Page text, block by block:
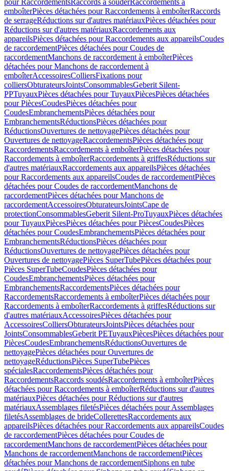
pour RaccordementsRaccords à souderRaccordements à
emboîterPièces détachées pour Raccordements à emboîterRaccords
de serrageRéductions sur d'autres matériauxPièces détachées pour
Réductions sur d'autres matériauxRaccordements aux
appareilsPièces détachées pour Raccordements aux appareilsCoudes
de raccordementPièces détachées pour Coudes de
raccordementManchons de raccordement à emboîterPièces
détachées pour Manchons de raccordement à
emboîterAccessoiresColliersFixations pour
colliersObturateursJointsConsommablesGeberit Silent-
PPTuyauxPièces détachées pour TuyauxPiècesPièces détachées
pour PiècesCoudesPièces détachées pour
CoudesEmbranchementsPièces détachées pour
EmbranchementsRéductionsPièces détachées pour
RéductionsOuvertures de nettoyagePièces détachées pour
Ouvertures de nettoyageRaccordementsPièces détachées pour
RaccordementsRaccordements à emboîterPièces détachées pour
Raccordements à emboîterRaccordements à griffesRéductions sur
d'autres matériauxRaccordements aux appareilsPièces détachées
pour Raccordements aux appareilsCoudes de raccordementPièces
détachées pour Coudes de raccordementManchons de
raccordementPièces détachées pour Manchons de
raccordementAccessoiresObturateursJointsCape de
protectionConsommablesGeberit Silent-ProTuyauxPièces détachées
pour TuyauxPiècesPièces détachées pour PiècesCoudesPièces
détachées pour CoudesEmbranchementsPièces détachées pour
EmbranchementsRéductionsPièces détachées pour
RéductionsOuvertures de nettoyagePièces détachées pour
Ouvertures de nettoyagePièces SuperTubePièces détachées pour
Pièces SuperTubeCoudesPièces détachées pour
CoudesEmbranchementsPièces détachées pour
EmbranchementsRaccordementsPièces détachées pour
RaccordementsRaccordements à emboîterPièces détachées pour
Raccordements à emboîterRaccordements à griffesRéductions sur
d'autres matériauxAccessoiresPièces détachées pour
AccessoiresColliersObturateursJointsPièces détachées pour
JointsConsommablesGeberit PETuyauxPiècesPièces détachées pour
PiècesCoudesEmbranchementsRéductionsOuvertures de
nettoyagePièces détachées pour Ouvertures de
nettoyageRéductionsPièces SuperTubePièces
spécialesRaccordementsPièces détachées pour
RaccordementsRaccords soudésRaccordements à emboîterPièces
détachées pour Raccordements à emboîterRéductions sur d'autres
matériauxPièces détachées pour Réductions sur d'autres
matériauxAssemblages filetésPièces détachées pour Assemblages
filetésAssemblages de brideCollerettesRaccordements aux
appareilsPièces détachées pour Raccordements aux appareilsCoudes
de raccordementPièces détachées pour Coudes de
raccordementManchons de raccordementPièces détachées pour
Manchons de raccordementManchons de raccordementPièces
détachées pour Manchons de raccordementSiphons en tube